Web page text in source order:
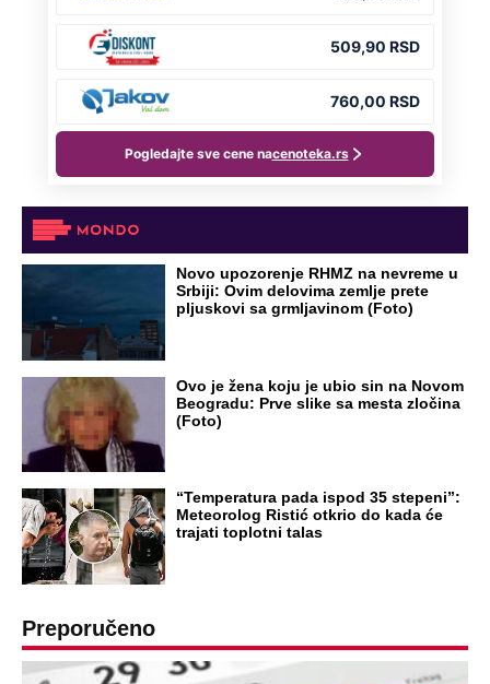
Novo upozorenje RHMZ na nevreme u
Srbiji: Ovim delovima zemlje prete
pljuskovi sa grmljavinom (Foto)
Ovo je žena koju je ubio sin na Novom
Beogradu: Prve slike sa mesta zločina
(Foto)
“Temperatura pada ispod 35 stepeni”:
Meteorolog Ristić otkrio do kada će
trajati toplotni talas
Preporučeno